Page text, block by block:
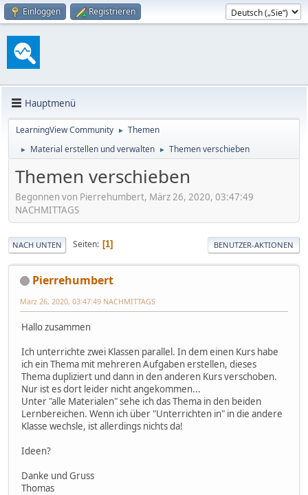
Einloggen Registrieren
Hauptmenü
LearningView Community ► Themen
► Material erstellen und verwalten ► Themen verschieben
Themen verschieben
Begonnen von Pierrehumbert, März 26, 2020, 03:47:49
NACHMITTAGS
NACH UNTEN Seiten 1 BENUTZER-AKTIONEN
Pierrehumbert
März 26, 2020, 03:47:49 NACHMITTAGS
Hallo zusammen
Ich unterrichte zwei Klassen parallel. In dem einen Kurs habe
ich ein Thema mit mehreren Aufgaben erstellen, dieses
Thema dupliziert und dann in den anderen Kurs verschoben.
Nur ist es dort leider nicht angekommen...
Unter "alle Materialen" sehe ich das Thema in den beiden
Lernbereichen. Wenn ich über "Unterrichten in" in die andere
Klasse wechsle, ist allerdings nichts da!
Ideen?
Danke und Gruss
Thomas